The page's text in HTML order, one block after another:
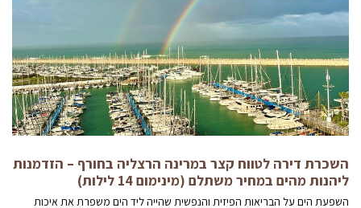
השכרת דירה לטווח קצר במרינה הרצליה בחורף – הזדמנות
ליהנות מהים במחיר משתלם (מינימום 14 לילות)
השפעת הים על הבריאות הפיזית והנפשית שהייה ליד הים משפרת את איכות